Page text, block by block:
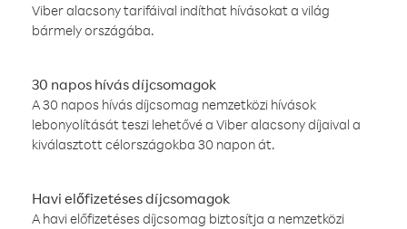
Viber alacsony tarifáival indíthat hívásokat a világ
bármely országába.
30 napos hívás díjcsomagok
A 30 napos hívás díjcsomag nemzetközi hívások
lebonyolítását teszi lehetővé a Viber alacsony díjaival a
kiválasztott célországokba 30 napon át.
Havi előfizetéses díjcsomagok
A havi előfizetéses díjcsomag biztosítja a nemzetközi